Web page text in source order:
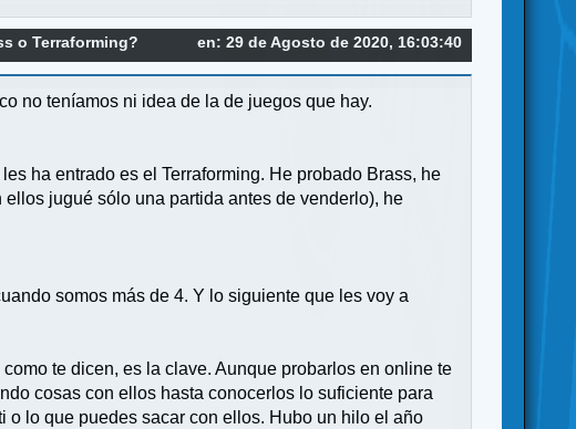
en: 29 de Agosto de 2020, 16:03:40
o Terraforming?
no teníamos ni idea de la de juegos que hay.
ha entrado es el Terraforming. He probado Brass, he
jugué sólo una partida antes de venderlo), he
somos más de 4. Y lo siguiente que les voy a
te dicen, es la clave. Aunque probarlos en online te
cosas con ellos hasta conocerlos lo suficiente para
o lo que puedes sacar con ellos. Hubo un hilo el año